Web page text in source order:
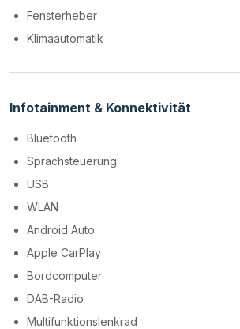
Fensterheber
Klimaautomatik
Infotainment & Konnektivität
Bluetooth
Sprachsteuerung
USB
WLAN
Android Auto
Apple CarPlay
Bordcomputer
DAB-Radio
Multifunktionslenkrad